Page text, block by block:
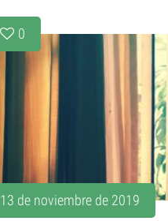
0
13 de noviembre de 2019